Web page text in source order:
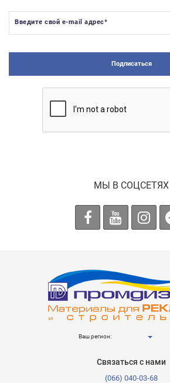
Цена услуг расчитывается
уточняйте у менеджеров.
Введите свой e-mail адрес*
Подписаться
МЫ В СОЦСЕТЯХ
Ваш регион:
Связаться с нами
(066) 040-03-68